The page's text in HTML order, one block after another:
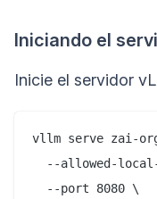
Iniciando el
Inicie el servidor
vllm serve zai-org/
--allowed-
  --port 8080 \